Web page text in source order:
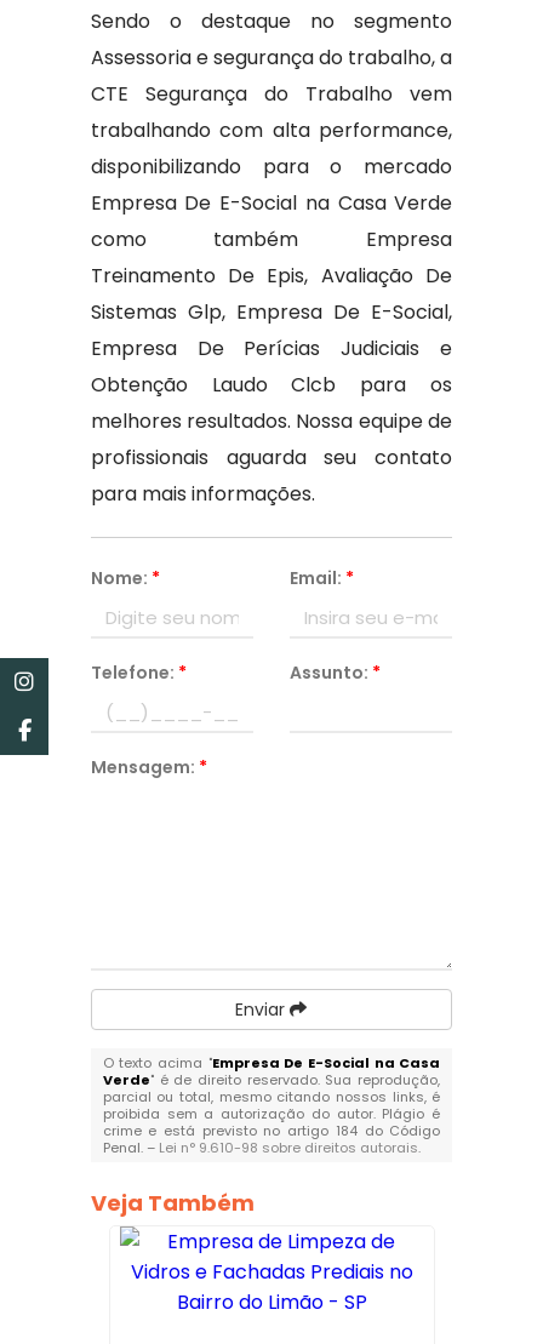
Sendo o destaque no segmento
Assessoria e segurança do trabalho, a
CTE Segurança do Trabalho vem
trabalhando com alta performance,
disponibilizando para o mercado
Empresa De E-Social na Casa Verde
como também Empresa
Treinamento De Epis, Avaliação De
Sistemas Glp, Empresa De E-Social,
Empresa De Perícias Judiciais e
Obtenção Laudo Clcb para os
melhores resultados. Nossa equipe de
profissionais aguarda seu contato
para mais informações.
Nome: * Email: *
Telefone: * Assunto: *
Mensagem: *
Enviar
O texto acima "Empresa De E-Social na Casa
Verde" é de direito reservado. Sua reprodução,
parcial ou total, mesmo citando nossos links, é
proibida sem a autorização do autor. Plágio é
crime e está previsto no artigo 184 do Código
Penal. – Lei n° 9.610-98 sobre direitos autorais.
Veja Também